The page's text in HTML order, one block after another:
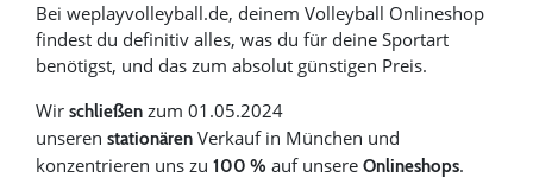
Bei weplayvolleyball.de, deinem Volleyball Onlineshop
findest du definitiv alles, was du für deine Sportart
benötigst, und das zum absolut günstigen Preis.
Wir schließen zum 01.05.2024
unseren stationären Verkauf in München und
konzentrieren uns zu 100 % auf unsere Onlineshops.